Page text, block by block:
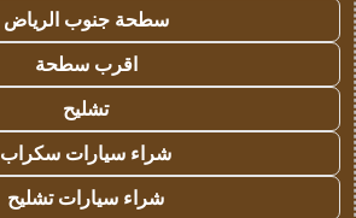
سطحة جنوب الرياض
اقرب سطحة
تشليح
شراء سيارات سكراب
شراء سيارات تشليح